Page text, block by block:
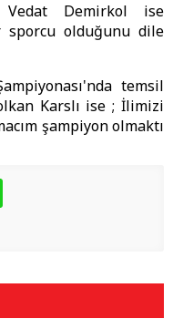
Vedat Demirkol ise
sporcu olduğunu dile
temsil
Karslı ise ; İlimizi
şampiyon olmaktı